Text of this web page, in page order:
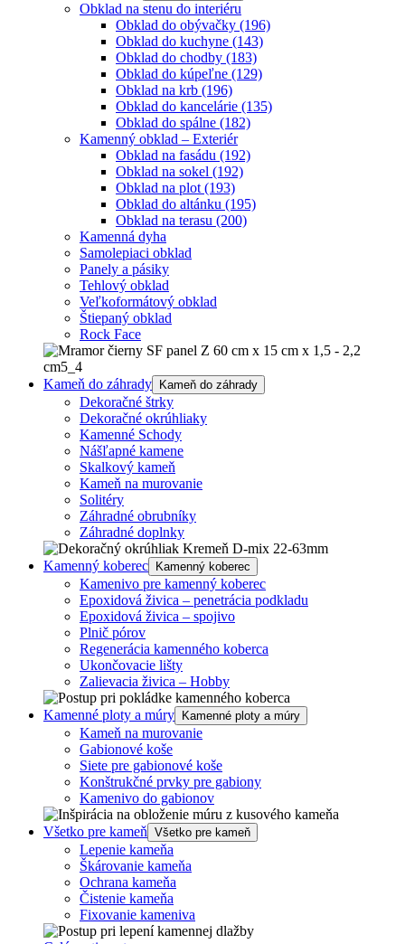
Obklad na stenu do interiéru
Obklad do obývačky (196)
Obklad do kuchyne (143)
Obklad do chodby (183)
Obklad do kúpeľne (129)
Obklad na krb (196)
Obklad do kancelárie (135)
Obklad do spálne (182)
Kamenný obklad – Exteriér
Obklad na fasádu (192)
Obklad na sokel (192)
Obklad na plot (193)
Obklad do altánku (195)
Obklad na terasu (200)
Kamenná dyha
Samolepiaci obklad
Panely a pásiky
Tehlový obklad
Veľkoformátový obklad
Štiepaný obklad
Rock Face
Kameň do záhrady Kameň do záhrady
Dekoračné štrky
Dekoračné okrúhliaky
Kamenné Schody
Nášľapné kamene
Skalkový kameň
Kameň na murovanie
Solitéry
Záhradné obrubníky
Záhradné doplnky
Kamenný koberec Kamenný koberec
Kamenivo pre kamenný koberec
Epoxidová živica – penetrácia podkladu
Epoxidová živica – spojivo
Plnič pórov
Regenerácia kamenného koberca
Ukončovacie lišty
Zalievacia živica – Hobby
Kamenné ploty a múry Kamenné ploty a múry
Kameň na murovanie
Gabionové koše
Siete pre gabionové koše
Konštrukčné prvky pre gabiony
Kamenivo do gabionov
Všetko pre kameň Všetko pre kameň
Lepenie kameňa
Škárovanie kameňa
Ochrana kameňa
Čistenie kameňa
Fixovanie kameniva